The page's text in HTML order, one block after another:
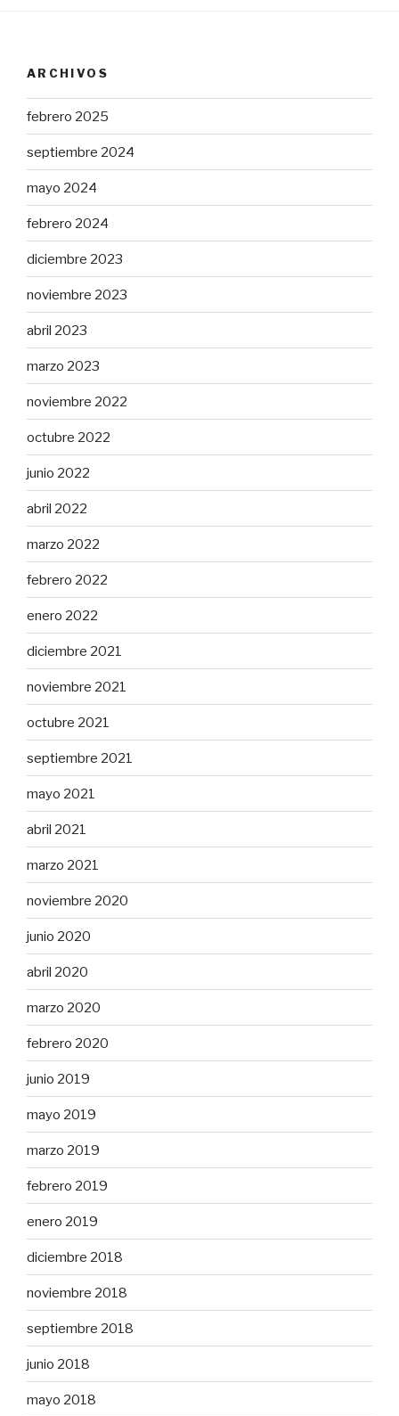
ARCHIVOS
febrero 2025
septiembre 2024
mayo 2024
febrero 2024
diciembre 2023
noviembre 2023
abril 2023
marzo 2023
noviembre 2022
octubre 2022
junio 2022
abril 2022
marzo 2022
febrero 2022
enero 2022
diciembre 2021
noviembre 2021
octubre 2021
septiembre 2021
mayo 2021
abril 2021
marzo 2021
noviembre 2020
junio 2020
abril 2020
marzo 2020
febrero 2020
junio 2019
mayo 2019
marzo 2019
febrero 2019
enero 2019
diciembre 2018
noviembre 2018
septiembre 2018
junio 2018
mayo 2018